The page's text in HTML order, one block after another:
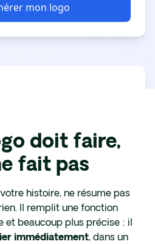
doit faire,
fait pas
histoire, ne résume pas
Il remplit une fonction
et beaucoup plus précise : il
immédiatement, dans un